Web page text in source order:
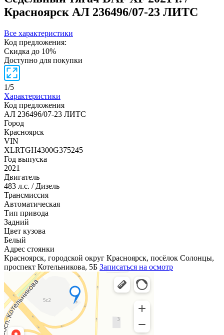
Красноярск АЛ 236496/07-23 ЛИТС
Все характеристики
Код предложения:
Скидка до 10%
Доступно для покупки
1/5
Характеристики
Код предложения
АЛ 236496/07-23 ЛИТС
Город
Красноярск
VIN
XLRTGH4300G375245
Год выпуска
2021
Двигатель
483 л.с. / Дизель
Трансмиссия
Автоматическая
Тип привода
Задний
Цвет кузова
Белый
Адрес стоянки
Красноярск, городской округ Красноярск, посёлок Солонцы,
проспект Котельникова, 5Б Записаться на осмотр